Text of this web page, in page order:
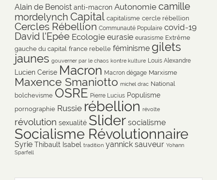
Alain de Benoist anti-macron Autonomie camille
mordelynch Capital capitalisme cercle rébellion
Cercles Rébellion Communauté Populaire covid-19
David l'Epée Ecologie eurasie eurasisme Extrême
gauche du capital france rebelle féminisme gilets
jaunes gouverner par le chaos kontre kulture Louis Alexandre
Lucien Cerise Macron Macron dégage Marxisme
Maxence Smaniotto michel drac National
bolchevisme OSRE Pierre Lucius Populisme
pornographie Russie rébellion révolte
révolution sexualité Slider socialisme
Socialisme Révolutionnaire
Syrie Thibault Isabel tradition yannick sauveur Yohann
Sparfell